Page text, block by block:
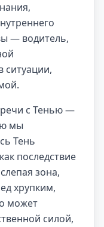
— водитель,
ситуации,
с Тенью —
мы
Тень
последствие
зона,
хрупким,
может
силой,